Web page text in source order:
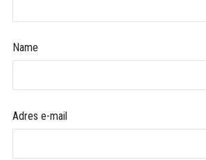
Name
Adres e-mail